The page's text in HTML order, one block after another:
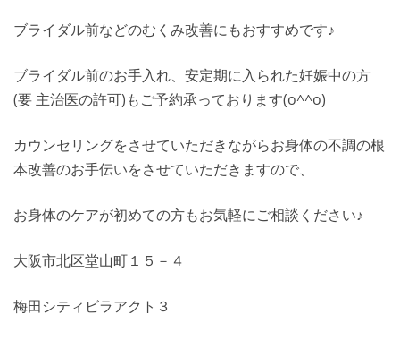
ブライダル前などのむくみ改善にもおすすめです♪
ブライダル前のお手入れ、安定期に入られた妊娠中の方
(要 主治医の許可)もご予約承っております(o^^o)
カウンセリングをさせていただきながらお身体の不調の根
本改善のお手伝いをさせていただきますので、
お身体のケアが初めての方もお気軽にご相談ください♪
大阪市北区堂山町１５－４
梅田シティビラアクト３